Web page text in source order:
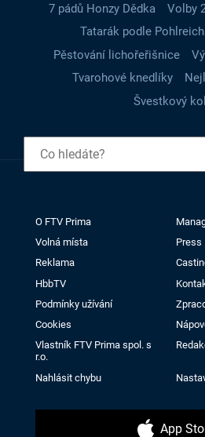
7 pádů Honzy Dědka
Volby
Tatarák podle
Pěstování lichořeřišnice
Tvarohové knedlíky
Švestkový
O FTV Prima
Volná místa
Press
Reklama
HbbTV
Podmínky užívání
Cookies
Vlastník FTV Prima spol. s
r.o.
Nahlásit chybu
App